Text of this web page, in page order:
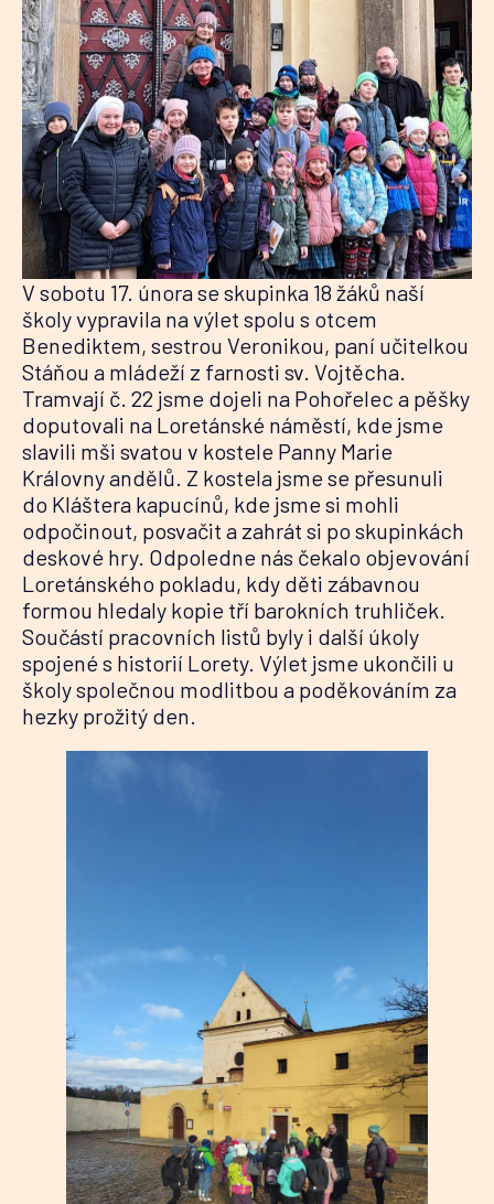
V sobotu 17. února se skupinka 18 žáků naší
školy vypravila na výlet spolu s otcem
Benediktem, sestrou Veronikou, paní učitelkou
Stáňou a mládeží z farnosti sv. Vojtěcha.
Tramvají č. 22 jsme dojeli na Pohořelec a pěšky
doputovali na Loretánské náměstí, kde jsme
slavili mši svatou v kostele Panny Marie
Královny andělů. Z kostela jsme se přesunuli
do Kláštera kapucínů, kde jsme si mohli
odpočinout, posvačit a zahrát si po skupinkách
deskové hry. Odpoledne nás čekalo objevování
Loretánského pokladu, kdy děti zábavnou
formou hledaly kopie tří barokních truhliček.
Součástí pracovních listů byly i další úkoly
spojené s historií Lorety. Výlet jsme ukončili u
školy společnou modlitbou a poděkováním za
hezky prožitý den.